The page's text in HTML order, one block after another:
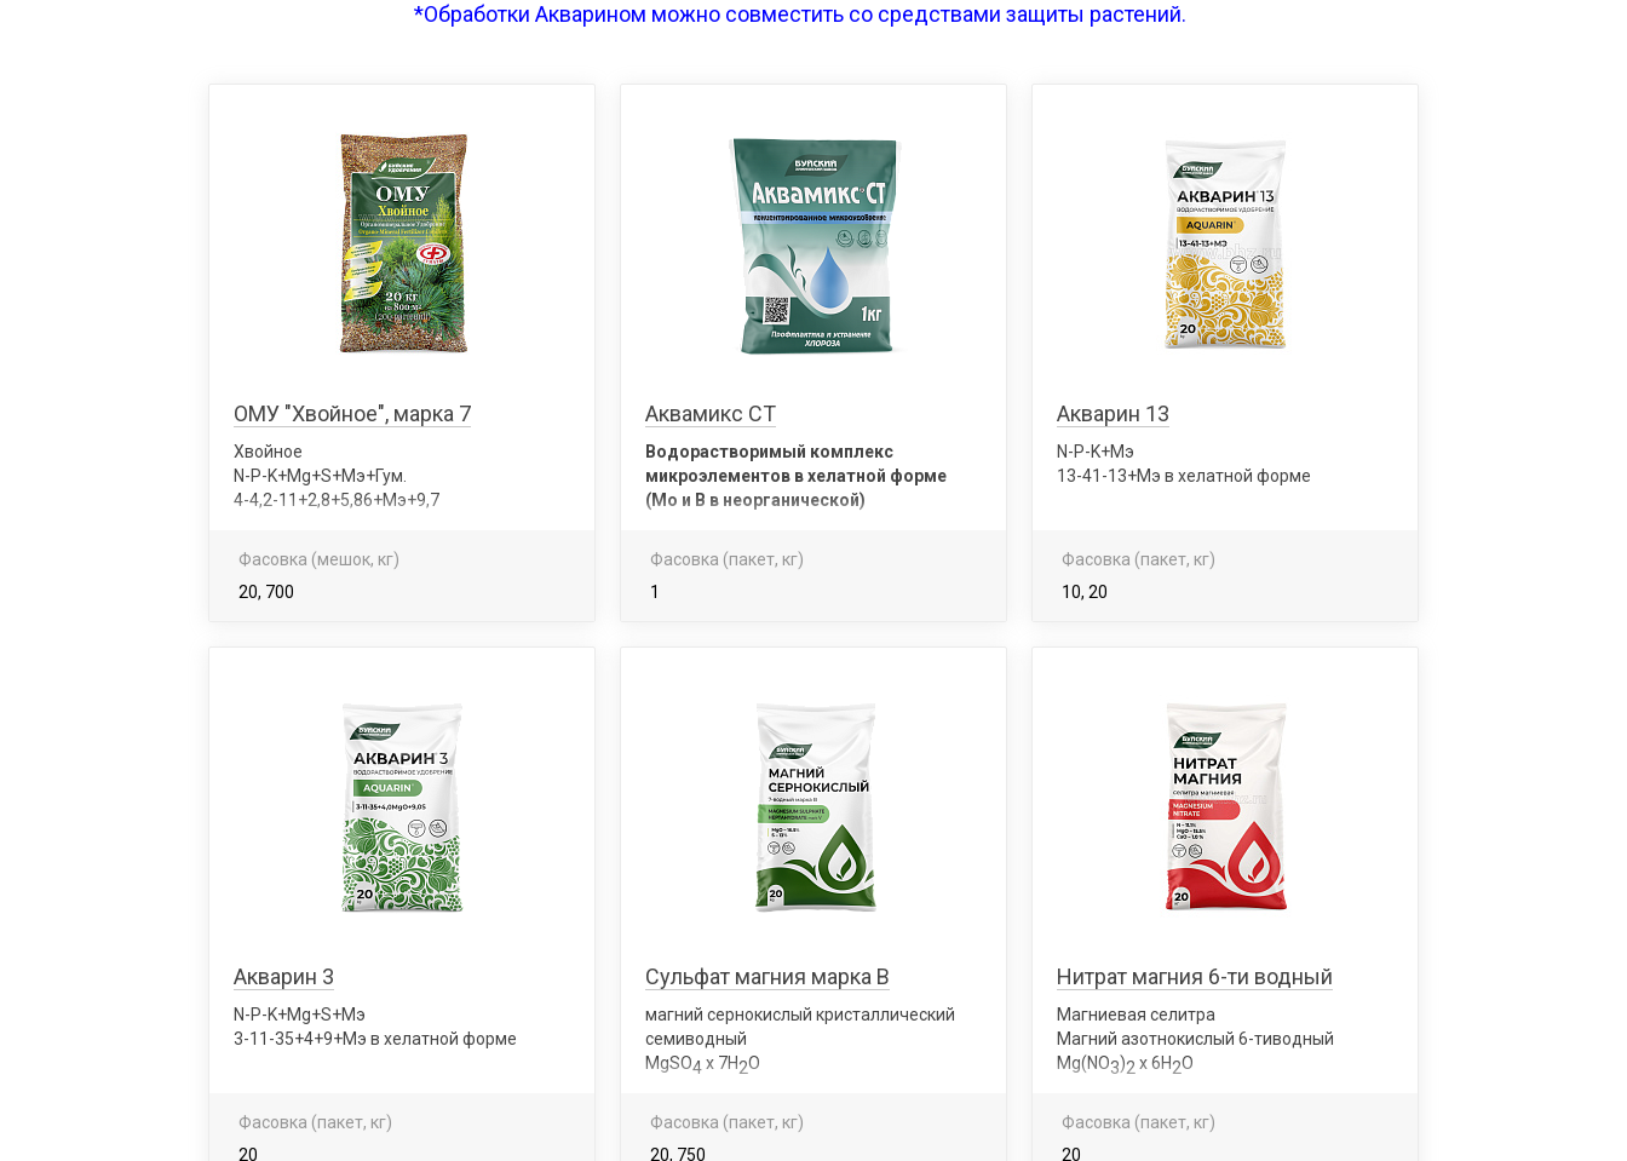
*Обработки Акварином можно совместить со средствами защиты растений.
ОМУ "Хвойное", марка 7
Хвойное
N-P-K+Mg+S+Мэ+Гум.
4-4,2-11+2,8+5,86+Мэ+9,7
Фасовка (мешок, кг)
20, 700
Аквамикс СТ
Водорастворимый комплекс
микроэлементов в хелатной форме
(Мо и В в неорганической)
Фасовка (пакет, кг)
1
Акварин 13
N-P-K+Мэ
13-41-13+Мэ в хелатной форме
Фасовка (пакет, кг)
10, 20
Акварин 3
N-P-K+Mg+S+Мэ
3-11-35+4+9+Мэ в хелатной форме
Фасовка (пакет, кг)
20
Сульфат магния марка В
магний сернокислый кристаллический
семиводный
MgSO4х 7Н2О
Фасовка (пакет, кг)
20, 750
Нитрат магния 6-ти водный
Магниевая селитра
Магний азотнокислый 6-тиводный
Mg(NО3)2 x 6Н2О
Фасовка (пакет, кг)
20